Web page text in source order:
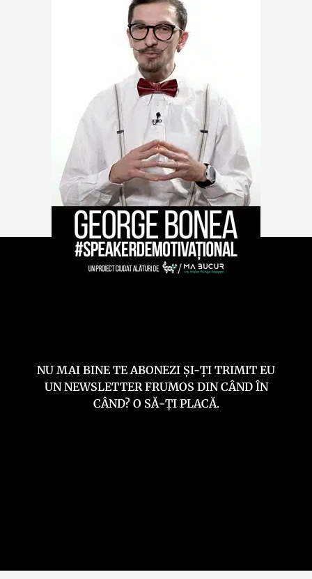
NU MAI BINE TE ABONEZI ȘI-ȚI TRIMIT EU
UN NEWSLETTER FRUMOS DIN CÂND ÎN
CÂND? O SĂ-ȚI PLACĂ.